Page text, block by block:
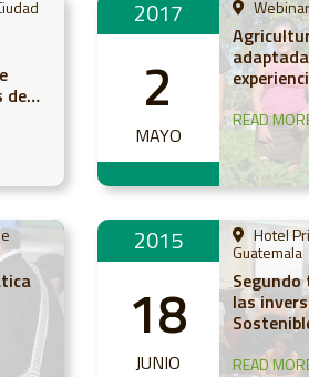
de
2017
2
MAYO
Webinar
Latina y
READ
2015
18
JUNIO
Hotel
Guatemala
las
READ